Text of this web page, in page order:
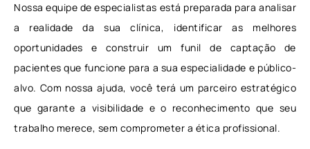
Nossa equipe de especialistas está preparada para analisar
a realidade da sua clínica, identificar as melhores
oportunidades e construir um funil de captação de
pacientes que funcione para a sua especialidade e público-
alvo. Com nossa ajuda, você terá um parceiro estratégico
que garante a visibilidade e o reconhecimento que seu
trabalho merece, sem comprometer a ética profissional.